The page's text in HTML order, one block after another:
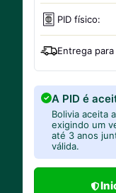
PID físico:
Entrega para
A PID é
Bolivia aceita
exigindo um
até 3 anos
válida.